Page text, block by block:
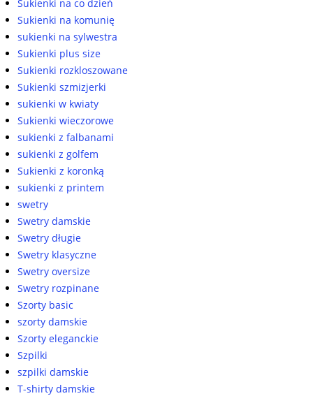
Sukienki na co dzień
Sukienki na komunię
sukienki na sylwestra
Sukienki plus size
Sukienki rozkloszowane
Sukienki szmizjerki
sukienki w kwiaty
Sukienki wieczorowe
sukienki z falbanami
sukienki z golfem
Sukienki z koronką
sukienki z printem
swetry
Swetry damskie
Swetry długie
Swetry klasyczne
Swetry oversize
Swetry rozpinane
Szorty basic
szorty damskie
Szorty eleganckie
Szpilki
szpilki damskie
T-shirty damskie